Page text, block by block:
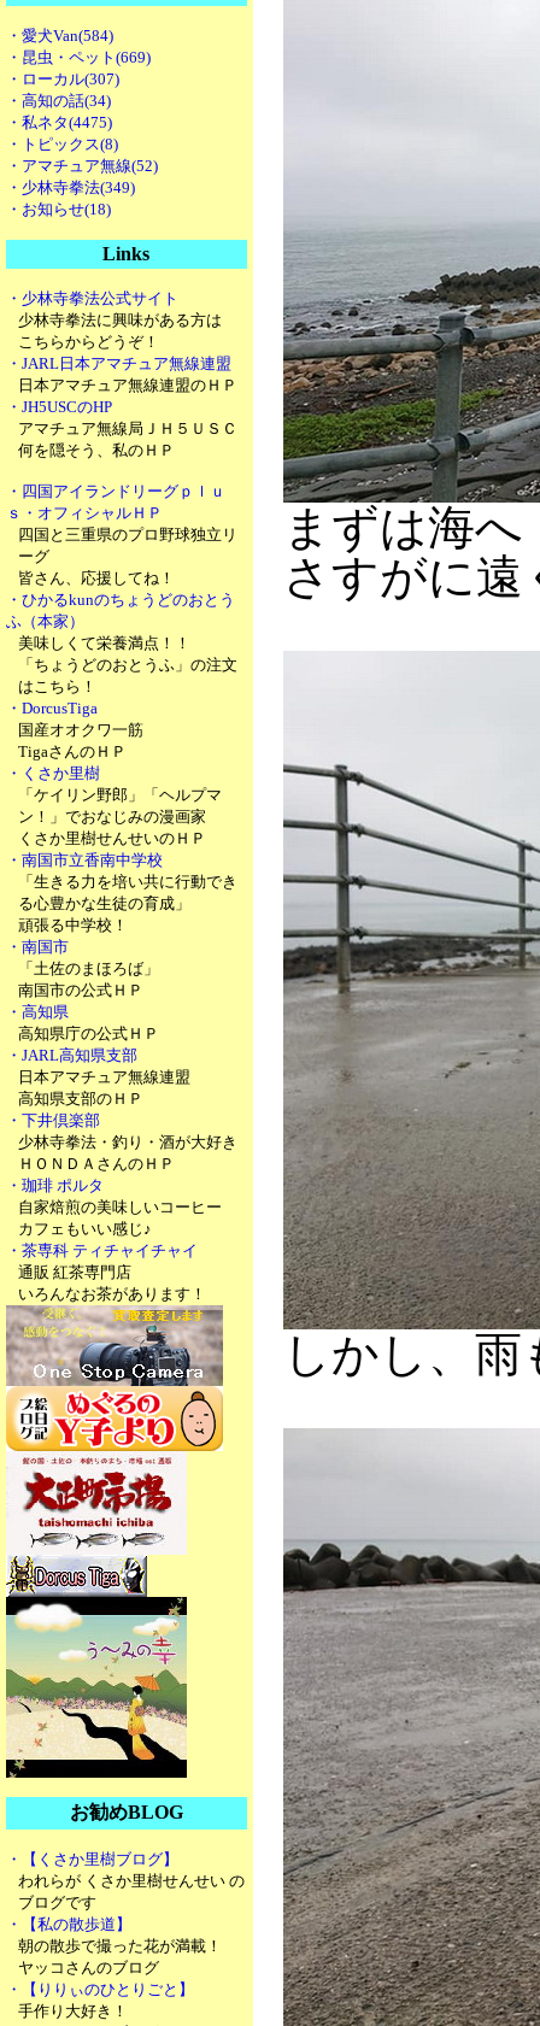
・愛犬Van(584)
・昆虫・ペット(669)
・ローカル(307)
・高知の話(34)
・私ネタ(4475)
・トピックス(8)
・アマチュア無線(52)
・少林寺拳法(349)
・お知らせ(18)
Links
・少林寺拳法公式サイト
少林寺拳法に興味がある方は
こちらからどうぞ！
・JARL日本アマチュア無線連盟
日本アマチュア無線連盟のＨＰ
・JH5USCのHP
アマチュア無線局ＪＨ５ＵＳＣ
何を隠そう、私のＨＰ
・四国アイランドリーグｐｌｕ
ｓ・オフィシャルＨＰ
四国と三重県のプロ野球独立リ
ーグ
皆さん、応援してね！
・ひかるkunのちょうどのおとう
ふ（本家）
美味しくて栄養満点！！
「ちょうどのおとうふ」の注文
はこちら！
・DorcusTiga
国産オオクワ一筋
TigaさんのＨＰ
・くさか里樹
「ケイリン野郎」「ヘルプマ
ン！」でおなじみの漫画家
くさか里樹せんせいのＨＰ
・南国市立香南中学校
「生きる力を培い共に行動でき
る心豊かな生徒の育成」
頑張る中学校！
・南国市
「土佐のまほろば」
南国市の公式ＨＰ
・高知県
高知県庁の公式ＨＰ
・JARL高知県支部
日本アマチュア無線連盟
高知県支部のＨＰ
・下井倶楽部
少林寺拳法・釣り・酒が大好き
ＨＯＮＤＡさんのＨＰ
・珈琲 ポルタ
自家焙煎の美味しいコーヒー
カフェもいい感じ♪
・茶専科 ティチャイチャイ
通販 紅茶専門店
いろんなお茶があります！
お勧めBLOG
・【くさか里樹ブログ】
われらが くさか里樹せんせい の
ブログです
・【私の散歩道】
朝の散歩で撮った花が満載！
ヤッコさんのブログ
・【りりぃのひとりごと】
手作り大好き！
まずは海へ
さすがに
しかし、